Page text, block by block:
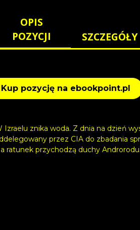
OPIS
POZYCJI
SZCZEGÓŁY
Kup pozycję na ebookpoint.pl
Izraelu znika woda. Z dnia na dzień
przez CIA do zbadania
ratunek przychodzą duchy Androrodu.